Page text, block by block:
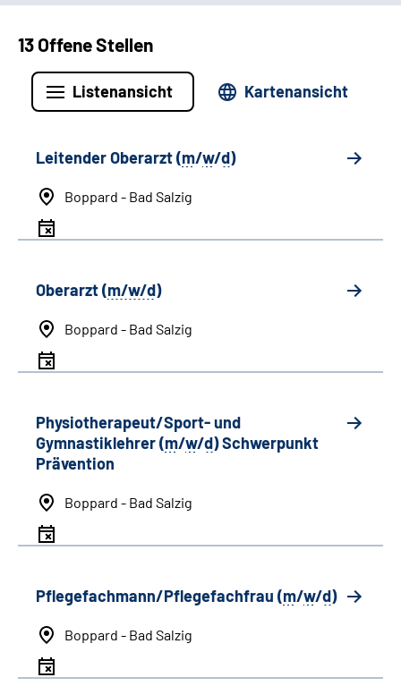
13 Offene Stellen
Listenansicht Kartenansicht
Leitender Oberarzt (m/w/d)
Boppard - Bad Salzig
Oberarzt (m/w/d)
Boppard - Bad Salzig
Physiotherapeut/Sport- und
Gymnastiklehrer (m/w/d) Schwerpunkt
Prävention
Boppard - Bad Salzig
Pflegefachmann/Pflegefachfrau (m/w/d)
Boppard - Bad Salzig